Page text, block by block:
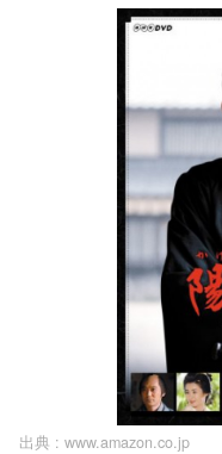
出典 : www.amazon.co.jp